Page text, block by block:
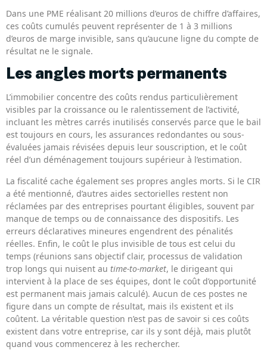
Dans une PME réalisant 20 millions d’euros de chiffre d’affaires,
ces coûts cumulés peuvent représenter de 1 à 3 millions
d’euros de marge invisible, sans qu’aucune ligne du compte de
résultat ne le signale.
Les angles morts permanents
L’immobilier concentre des coûts rendus particulièrement
visibles par la croissance ou le ralentissement de l’activité,
incluant les mètres carrés inutilisés conservés parce que le bail
est toujours en cours, les assurances redondantes ou sous-
évaluées jamais révisées depuis leur souscription, et le coût
réel d’un déménagement toujours supérieur à l’estimation.
La fiscalité cache également ses propres angles morts. Si le CIR
a été mentionné, d’autres aides sectorielles restent non
réclamées par des entreprises pourtant éligibles, souvent par
manque de temps ou de connaissance des dispositifs. Les
erreurs déclaratives mineures engendrent des pénalités
réelles. Enfin, le coût le plus invisible de tous est celui du
temps (réunions sans objectif clair, processus de validation
trop longs qui nuisent au time-to-market, le dirigeant qui
intervient à la place de ses équipes, dont le coût d’opportunité
est permanent mais jamais calculé). Aucun de ces postes ne
figure dans un compte de résultat, mais ils existent et ils
coûtent. La véritable question n’est pas de savoir si ces coûts
existent dans votre entreprise, car ils y sont déjà, mais plutôt
quand vous commencerez à les rechercher.